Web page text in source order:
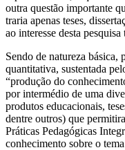
outra questão importante
traria apenas teses,
ao interesse desta pesquisa
Sendo de natureza básica,
quantitativa, sustentada
“produção do
por intermédio de uma
produtos educacionais,
dentre outros) que
Práticas Pedagógicas
conhecimento sobre o